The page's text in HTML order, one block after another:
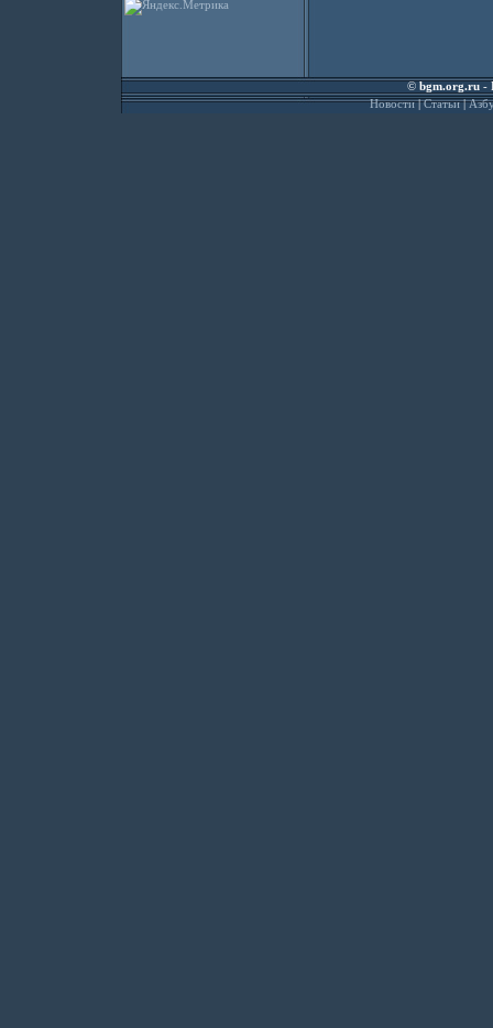
©bgm.org.ru-
Новости|Статьи|